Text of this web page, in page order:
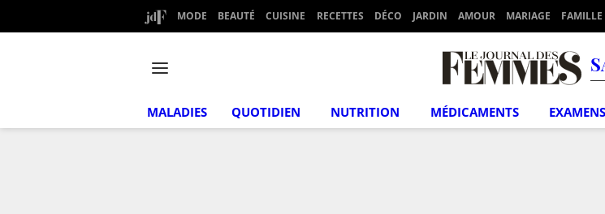
MODE BEAUTÉ CUISINE RECETTES DÉCO JARDIN AMOUR MARIAGE FAMILLE
MALADIES QUOTIDIEN NUTRITION MÉDICAMENTS EXAMENS